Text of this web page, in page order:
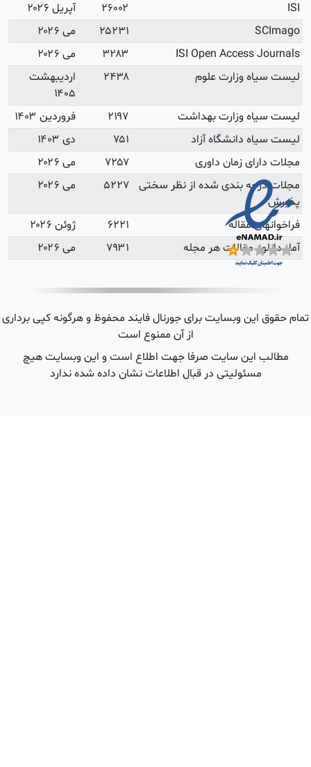
آپریل ۲۰۲۶
می ۲۰۲۶
می ۲۰۲۶
اردیبهشت
فروردین ۱۴۰۳
دی ۱۴۰۳
می ۲۰۲۶
می ۲۰۲۶
ژوئن ۲۰۲۶
می ۲۰۲۶
هرگونه کپی برداری
وبسایت هیچ